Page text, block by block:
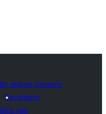
Bir eklenti gönderin
Favorilerim
Giriş yap